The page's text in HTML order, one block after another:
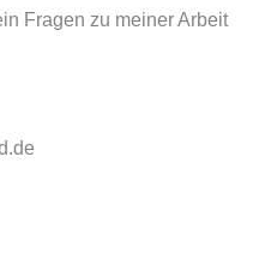
Fragen zu meiner Arbeit